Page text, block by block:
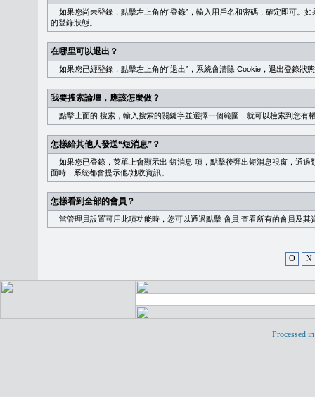
如果您尚未登錄，點擊左上角的“登錄”，輸入用戶名和密碼，確定即可。
的登錄狀態。
在哪里可以退出？
如果您已經登錄，點擊左上角的“退出”，系統會清除 Cookie，退出登錄狀
我要搜索論壇，應該怎麼做？
點擊上面的 搜索 ，輸入搜索的關鍵字並選擇一個範圍，就可以檢索到您有
怎樣給其他人發送“短消息”？
如果您已登錄，菜單上會顯示出 短消息 項，點擊後彈出短消息視窗，通過
面時，系統都會提示他/她收資訊。
怎樣看到全部的會員？
當管理員設置可用此項功能時，您可以通過點擊 會員 查看所有的會員及其
O N
Processed